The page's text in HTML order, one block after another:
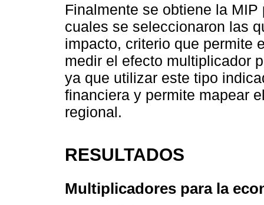
Finalmente se obtiene la
cuales se seleccionaron las
impacto, criterio que permite
medir el efecto multiplicador
ya que utilizar este tipo
financiera y permite mapear
regional.
RESULTADOS
Multiplicadores para la